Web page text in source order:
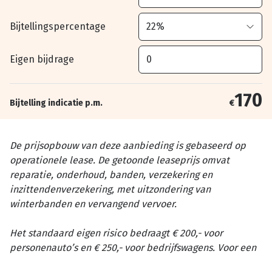
Bijtellingspercentage
Eigen bijdrage
Bijtelling indicatie p.m. €170
De prijsopbouw van deze aanbieding is gebaseerd op
operationele lease. De getoonde leaseprijs omvat
reparatie, onderhoud, banden, verzekering en
inzittendenverzekering, met uitzondering van
winterbanden en vervangend vervoer.
Het standaard eigen risico bedraagt € 200,- voor
personenauto’s en € 250,- voor bedrijfswagens. Voor een